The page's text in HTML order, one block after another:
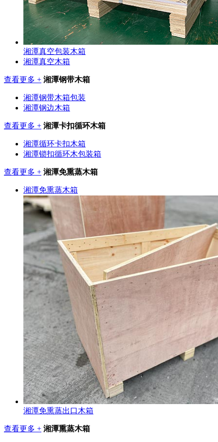
湘潭真空包装木箱
湘潭真空木箱
查看更多 + 湘潭钢带木箱
湘潭钢带木箱包装
湘潭钢边木箱
查看更多 + 湘潭卡扣循环木箱
湘潭循环卡扣木箱
湘潭锁扣循环木包装箱
查看更多 + 湘潭免熏蒸木箱
湘潭免熏蒸木箱
湘潭免熏蒸出口木箱
查看更多 + 湘潭熏蒸木箱